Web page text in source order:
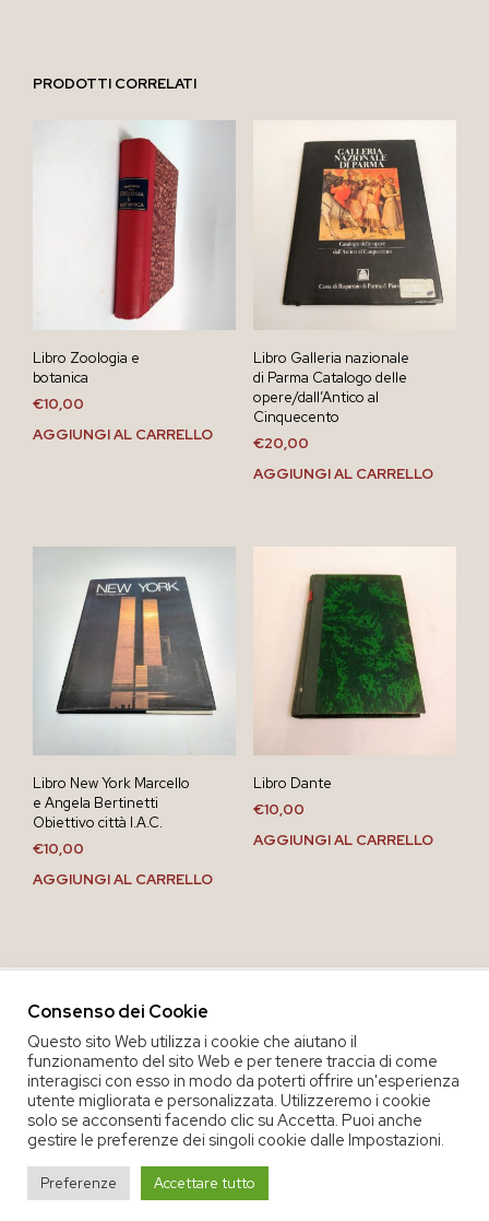
PRODOTTI CORRELATI
Libro Zoologia e
botanica
€10,00
AGGIUNGI AL CARRELLO
Libro Galleria nazionale
di Parma Catalogo delle
opere/dall’Antico al
Cinquecento
€20,00
AGGIUNGI AL CARRELLO
Libro New York Marcello
e Angela Bertinetti
Obiettivo città I.A.C.
€10,00
AGGIUNGI AL CARRELLO
Libro Dante
€10,00
AGGIUNGI AL CARRELLO
COPYRIGHT 2020 COOP. SOC. OFFICINA 68 |
TERMINI E CONDIZIONI DEL SERVIZIO|
Consenso dei Cookie
Questo sito Web utilizza i cookie che aiutano il
funzionamento del sito Web e per tenere traccia di come
interagisci con esso in modo da poterti offrire un'esperienza
utente migliorata e personalizzata. Utilizzeremo i cookie
solo se acconsenti facendo clic su Accetta. Puoi anche
gestire le preferenze dei singoli cookie dalle Impostazioni.
Preferenze Accettare tutto